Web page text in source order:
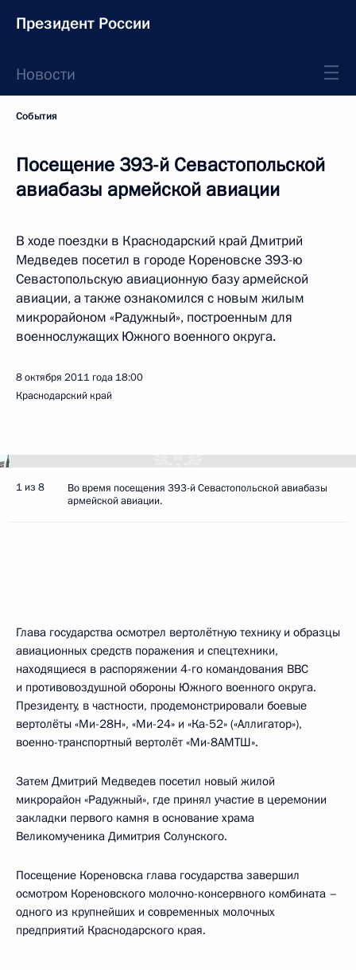
Президент России
Новости
События
Посещение 393-й Севастопольской
авиабазы армейской авиации
В ходе поездки в Краснодарский край Дмитрий
Медведев посетил в городе Кореновске 393-ю
Севастопольскую авиационную базу армейской
авиации, а также ознакомился с новым жилым
микрорайоном «Радужный», построенным для
военнослужащих Южного военного округа.
8 октября 2011 года 18:00
Краснодарский край
1 из 8
Во время посещения 393-й Севастопольской авиабазы
армейской авиации.
Глава государства осмотрел вертолётную технику и образцы
авиационных средств поражения и спецтехники,
находящиеся в распоряжении 4-го командования ВВС
и противовоздушной обороны Южного военного округа.
Президенту, в частности, продемонстрировали боевые
вертолёты «Ми-28Н», «Ми-24» и «Ка-52» («Аллигатор»),
военно-транспортный вертолёт «Ми-8АМТШ».
Затем Дмитрий Медведев посетил новый жилой
микрорайон «Радужный», где принял участие в церемонии
закладки первого камня в основание храма
Великомученика Димитрия Солунского.
Посещение Кореновска глава государства завершил
осмотром Кореновского молочно-консервного комбината –
одного из крупнейших и современных молочных
предприятий Краснодарского края.